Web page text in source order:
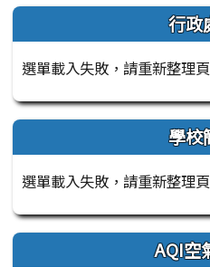
行政
選單載入失敗，請重新整理
學校
選單載入失敗，請重新整理
AQI空